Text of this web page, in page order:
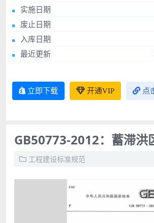
实施日期
废止日期
入库日期
最近更新
立即下载 开通VIP 点
GB50773-2012：蓄滞洪
工程建设标准规范